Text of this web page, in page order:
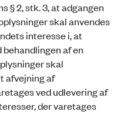
§ 2, stk. 3, at adgangen
skal anvendes
interesse i, at
af en
skal
afvejning af
ved udlevering af
der varetages